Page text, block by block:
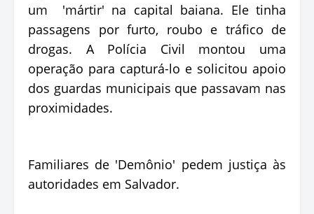
um 'mártir' na capital baiana. Ele tinha
passagens por furto, roubo e tráfico de
drogas. A Polícia Civil montou uma
operação para capturá-lo e solicitou apoio
dos guardas municipais que passavam nas
proximidades.
Familiares de 'Demônio' pedem justiça às
autoridades em Salvador.